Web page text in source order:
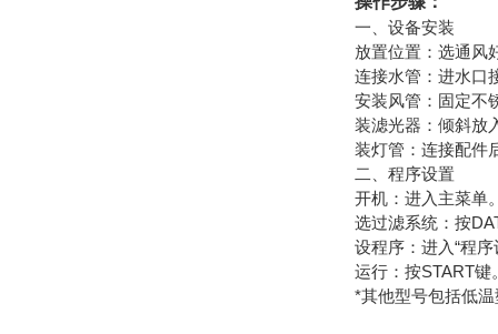
一、设备安装
放置位置‌：选通风
连接水管‌：进水口
安装风管‌：固定不
装滤光器‌：倾斜放
装灯管‌：连接配件
二、程序设置
开机‌：进入主菜单
选过滤系统‌：按
设程序‌：进入“程
运行‌：按START键
*其他型号包括低